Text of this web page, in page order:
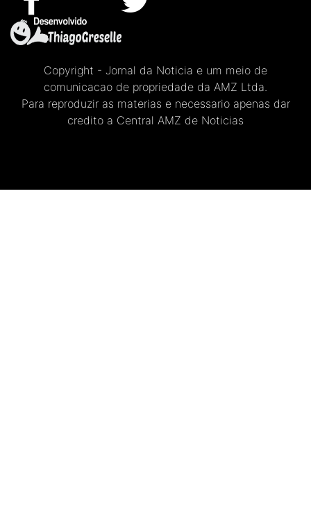
Copyright - Jornal da Noticia e um meio de
comunicacao de propriedade da AMZ Ltda.
Para reproduzir as materias e necessario apenas dar
credito a Central AMZ de Noticias